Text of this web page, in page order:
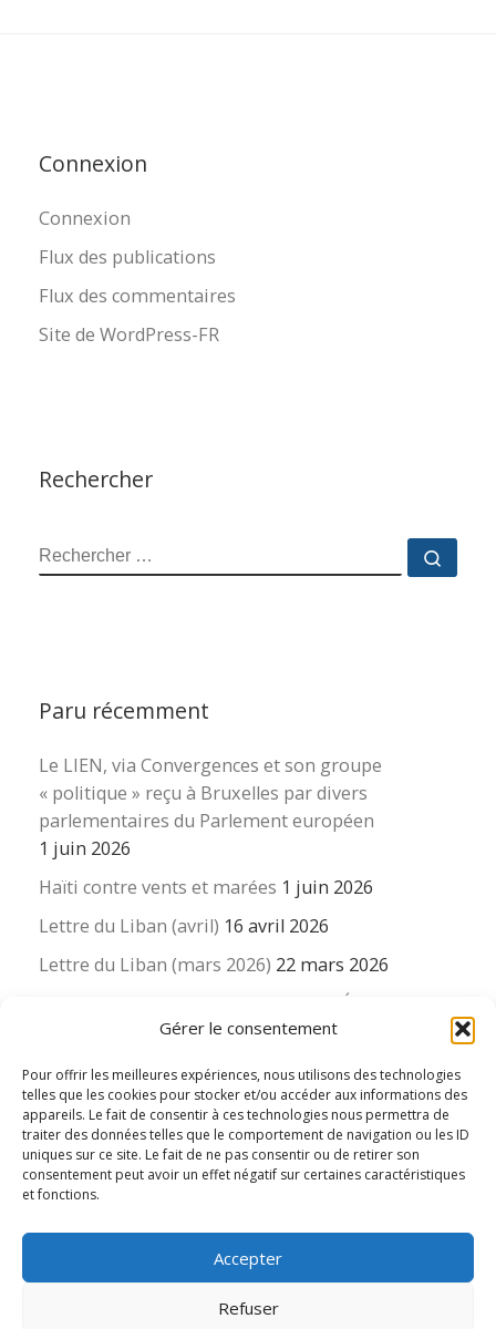
Gérer le consentement
Pour offrir les meilleures expériences, nous utilisons des technologies
telles que les cookies pour stocker et/ou accéder aux informations des
appareils. Le fait de consentir à ces technologies nous permettra de
traiter des données telles que le comportement de navigation ou les ID
uniques sur ce site. Le fait de ne pas consentir ou de retirer son
consentement peut avoir un effet négatif sur certaines caractéristiques
et fonctions.
Accepter
Refuser
Connexion
Connexion
Flux des publications
Flux des commentaires
Site de WordPress-FR
Rechercher
RECHERCHER
Paru récemment
Le LIEN, via Convergences et son groupe
« politique » reçu à Bruxelles par divers
parlementaires du Parlement européen
1 juin 2026
Haïti contre vents et marées 1 juin 2026
Lettre du Liban (avril) 16 avril 2026
Lettre du Liban (mars 2026) 22 mars 2026
La revue « Educateur » décapitée ? L’Éducation
nouvelle et ses liens avec la revue du Syndicat
16 mars 2026
© 2026
– Tous
droits réservés